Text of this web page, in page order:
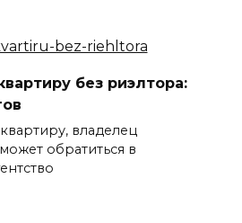
без риэлтора:
владелец
обратиться в